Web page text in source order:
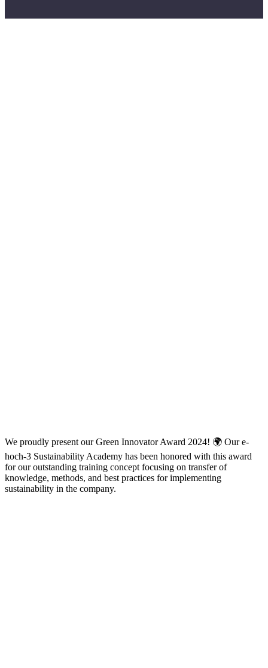
We proudly present our Green Innovator Award 2024! 🌍 Our e-
hoch-3 Sustainability Academy has been honored with this award
for our outstanding training concept focusing on transfer of
knowledge, methods, and best practices for implementing
sustainability in the company.